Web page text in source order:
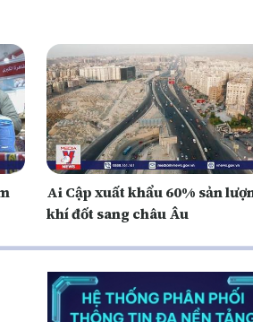
Ai Cập xuất khẩu 60% sản
khí đốt sang châu Âu